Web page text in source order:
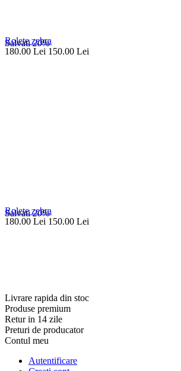
Salvati20%
Rolete zebra
180.00 Lei 150.00 Lei
Salvati20%
Rolete zebra
180.00 Lei 150.00 Lei
Livrare rapida din stoc
Produse premium
Retur in 14 zile
Preturi de producator
Contul meu
Autentificare